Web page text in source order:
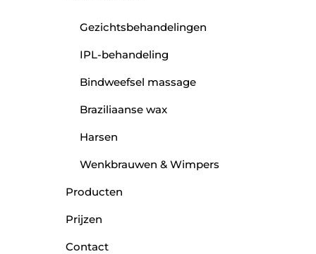
Gezichtsbehandelingen
IPL-behandeling
Bindweefsel massage
Braziliaanse wax
Harsen
Wenkbrauwen & Wimpers
Producten
Prijzen
Contact